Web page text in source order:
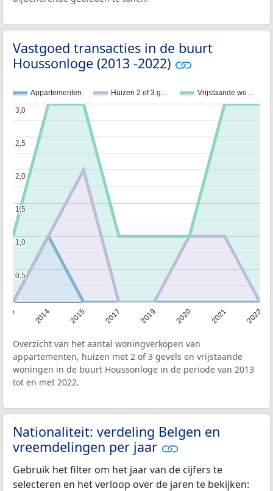
Vastgoed transacties in de buurt
Houssonloge (2013 -2022)
Appartementen Huizen 2 of 3 g… Vrijstaande wo…
2014 2015 2017 2019 2020 2021 2022
0,5
0,5
1,0
1,0
1,5
1,5
2,0
2,0
2,5
2,5
3,0
3,0
Overzicht van het aantal woningverkopen van
appartementen, huizen met 2 of 3 gevels en vrijstaande
woningen in de buurt Houssonloge in de periode van 2013
tot en met 2022.
Nationaliteit: verdeling Belgen en
vreemdelingen per jaar
Gebruik het filter om het jaar van de cijfers te
selecteren en het verloop over de jaren te bekijken: